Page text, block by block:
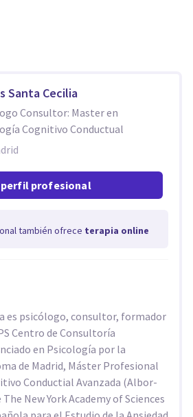
Santa Cecilia
Consultor: Master en
Cognitivo Conductual
perfil profesional
también ofrece terapia online
es psicólogo, consultor, formador
Centro de Consultoría
en Psicología por la
de Madrid, Máster Profesional
Conductial Avanzada (Albor-
New York Academy of Sciences